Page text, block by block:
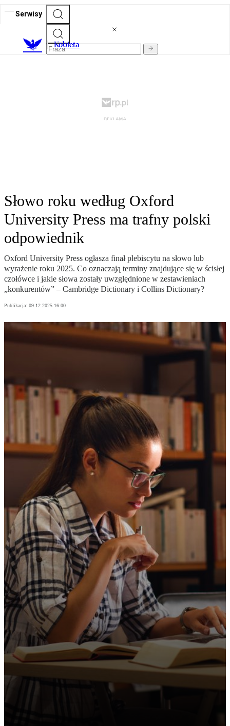
Serwisy
Kobieta
Słowo roku według Oxford
University Press ma trafny polski
odpowiednik
Oxford University Press ogłasza finał plebiscytu na słowo lub
wyrażenie roku 2025. Co oznaczają terminy znajdujące się w ścisłej
czołówce i jakie słowa zostały uwzględnione w zestawieniach
„konkurentów” – Cambridge Dictionary i Collins Dictionary?
Publikacja: 09.12.2025 16:00